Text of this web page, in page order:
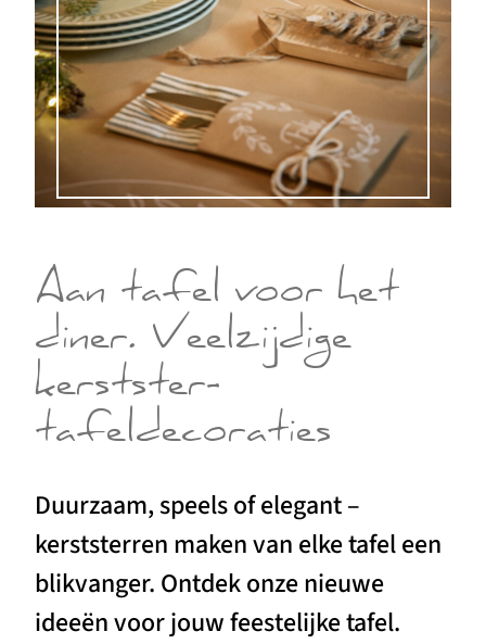
Aan tafel voor het
diner. Veelzijdige
kerstster-
tafeldecoraties
Duurzaam, speels of elegant –
kerststerren maken van elke tafel een
blikvanger. Ontdek onze nieuwe
ideeën voor jouw feestelijke tafel.